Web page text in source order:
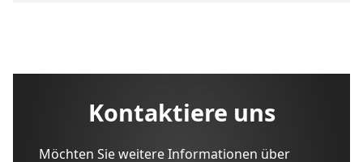
Kontaktiere uns
Möchten Sie weitere Informationen über